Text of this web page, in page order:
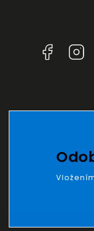
Facebook